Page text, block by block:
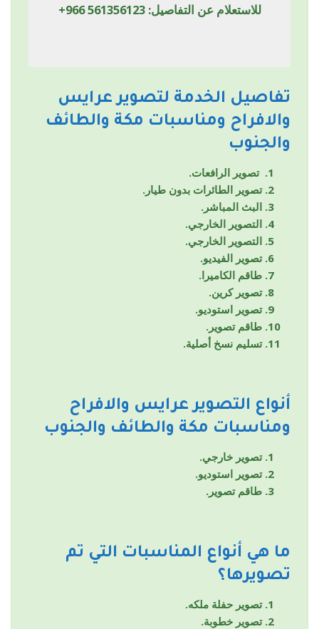
للاستعلام عن التفاصيل:+966 561356123
تفاصيل الخدمة لتصوير عرايس
والافراح ومناسبات مكة والطائف
والجنوب
تصوير الرافعات.
تصوير الطائرات بدون طيار.
البث المباشر.
التصوير الخارجي.
التصوير الخارجي.
تصوير الفيديو.
طاقم الكاميرا.
تصوير كرين.
تصوير استوديو.
طاقم تصوير.
تسليم نسخ أصلية.
أنواع التصوير عرايس والافراح
ومناسبات مكة والطائف والجنوب
تصوير خارجي.
تصوير استوديو.
طاقم تصوير.
ما هي أنواع المناسبات التي تم
تصويرها؟
تصوير حفلة ملكه.
تصوير خطوبة.